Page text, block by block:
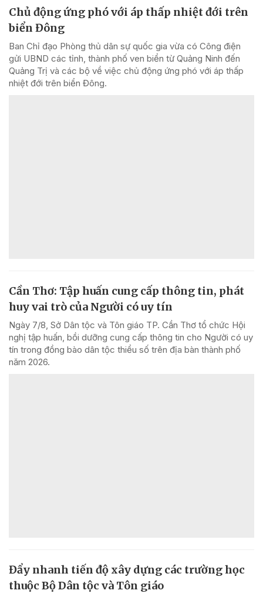
Chủ động ứng phó với áp thấp nhiệt đới trên
biển Đông
Ban Chỉ đạo Phòng thủ dân sự quốc gia vừa có Công điện
gửi UBND các tỉnh, thành phố ven biển từ Quảng Ninh đến
Quảng Trị và các bộ về việc chủ động ứng phó với áp thấp
nhiệt đới trên biển Đông.
Cần Thơ: Tập huấn cung cấp thông tin, phát
huy vai trò của Người có uy tín
Ngày 7/8, Sở Dân tộc và Tôn giáo TP. Cần Thơ tổ chức Hội
nghị tập huấn, bồi dưỡng cung cấp thông tin cho Người có uy
tín trong đồng bào dân tộc thiểu số trên địa bàn thành phố
năm 2026.
Đẩy nhanh tiến độ xây dựng các trường học
thuộc Bộ Dân tộc và Tôn giáo